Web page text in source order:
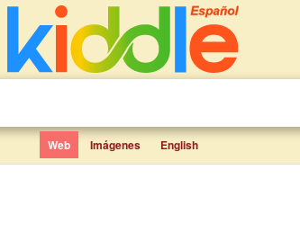
Web Imágenes English